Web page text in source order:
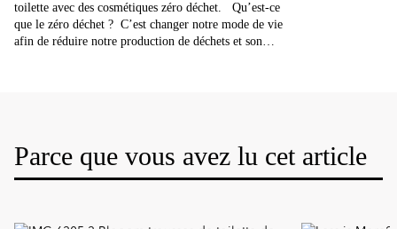
toilette avec des cosmétiques zéro déchet. Qu’est-ce
que le zéro déchet ? C’est changer notre mode de vie
afin de réduire notre production de déchets et son
Parce que vous avez lu cet article